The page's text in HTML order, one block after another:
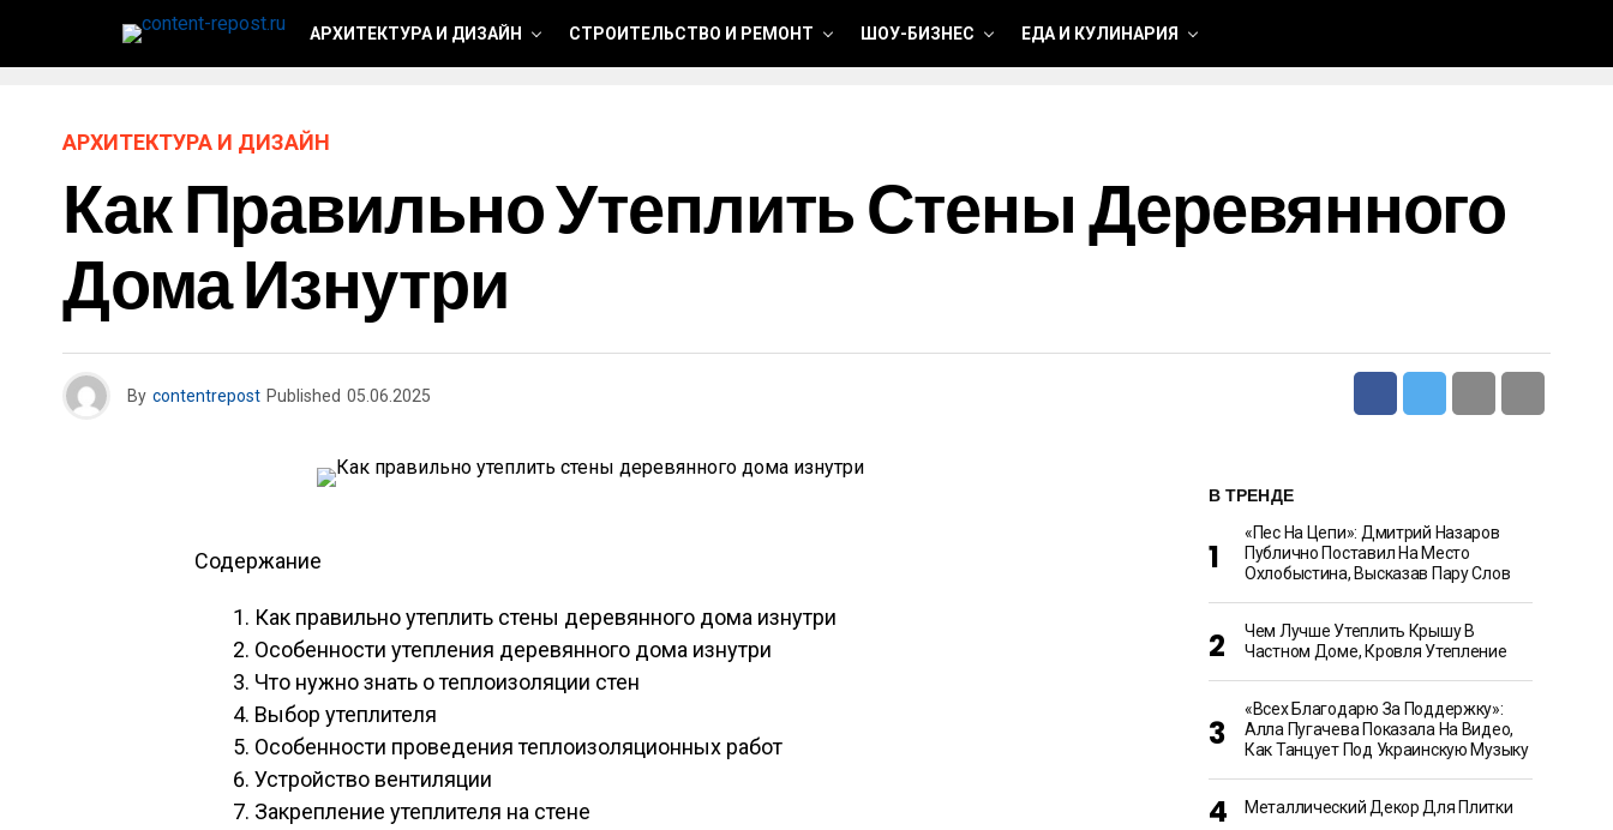
АРХИТЕКТУРА И ДИЗАЙН СТРОИТЕЛЬСТВО И РЕМОНТ ШОУ-БИЗНЕС ЕДА И КУЛИНАРИЯ
АРХИТЕКТУРА И ДИЗАЙН
Как Правильно Утеплить Стены Деревянного
Дома Изнутри
By contentrepost Published 05.06.2025
Содержание
Как правильно утеплить стены деревянного дома изнутри
Особенности утепления деревянного дома изнутри
Что нужно знать о теплоизоляции стен
Выбор утеплителя
Особенности проведения теплоизоляционных работ
Устройство вентиляции
Закрепление утеплителя на стене
В ТРЕНДЕ
«Пес На Цепи»: Дмитрий Назаров
Публично Поставил На Место
Охлобыстина, Высказав Пару Слов
Чем Лучше Утеплить Крышу В
Частном Доме, Кровля Утепление
«Всех Благодарю За Поддержку»:
Алла Пугачева Показала На Видео,
Как Танцует Под Украинскую Музыку
Металлический Декор Для Плитки